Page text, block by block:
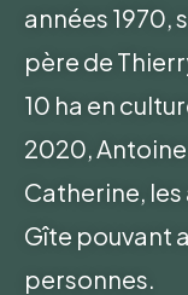
années 1970,
père de
10 ha en
2020,
Catherine, les
Gîte pouvant
personnes.